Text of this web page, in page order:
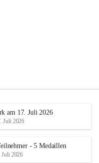
am 17. Juli 2026
Juli 2026
- 5 Medaillen
Juli 2026